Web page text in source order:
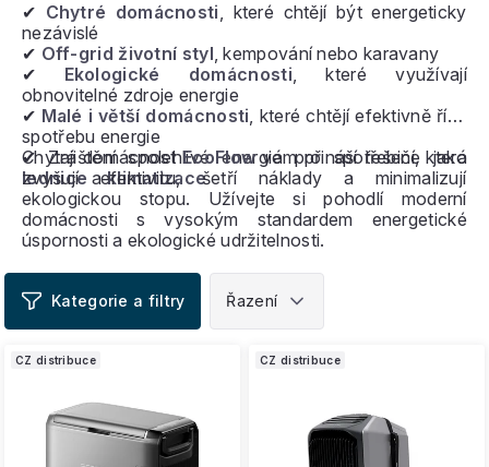
✔ Chytré domácnosti, které chtějí být energeticky
nezávislé
✔ Off-grid životní styl, kempování nebo karavany
✔ Ekologické domácnosti, které využívají
obnovitelné zdroje energie
✔ Malé i větší domácnosti, které chtějí efektivně řídit
spotřebu energie
✔ Zajištění spolehlivé energie pro spotřebiče jako
lednice aklimatizace
Chytrá domácnostEcoFlowvám přináší řešení, která
zvyšují efektivitu, šetří náklady a minimalizují
ekologickou stopu. Užívejte si pohodlí moderní
domácnosti s vysokým standardem energetické
úspornosti a ekologické udržitelnosti.
ý
p
i
CZ distribuce CZ distribuce